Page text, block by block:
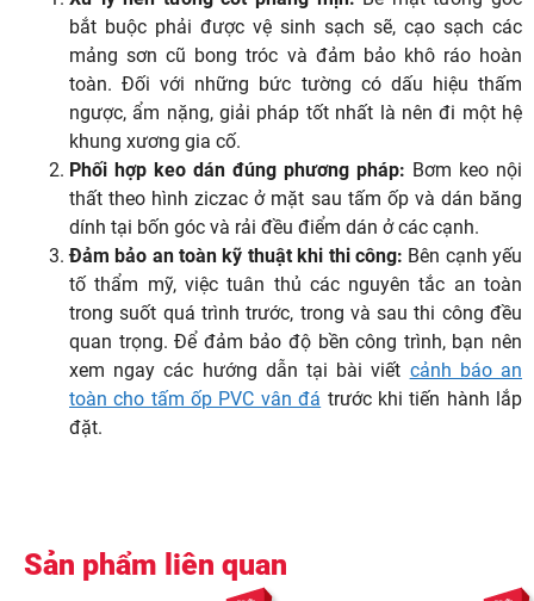
bắt buộc phải được vệ sinh sạch sẽ, cạo sạch các
mảng sơn cũ bong tróc và đảm bảo khô ráo hoàn
toàn. Đối với những bức tường có dấu hiệu thấm
ngược, ẩm nặng, giải pháp tốt nhất là nên đi một hệ
khung xương gia cố.
Phối hợp keo dán đúng phương pháp: Bơm keo nội
thất theo hình ziczac ở mặt sau tấm ốp và dán băng
dính tại bốn góc và rải đều điểm dán ở các cạnh.
Đảm bảo an toàn kỹ thuật khi thi công: Bên cạnh yếu
tố thẩm mỹ, việc tuân thủ các nguyên tắc an toàn
trong suốt quá trình trước, trong và sau thi công đều
quan trọng. Để đảm bảo độ bền công trình, bạn nên
xem ngay các hướng dẫn tại bài viết cảnh báo an
toàn cho tấm ốp PVC vân đá trước khi tiến hành lắp
đặt.
Sản phẩm liên quan